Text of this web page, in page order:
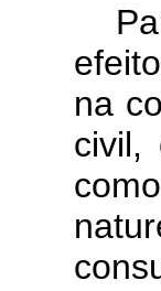
na
civil,